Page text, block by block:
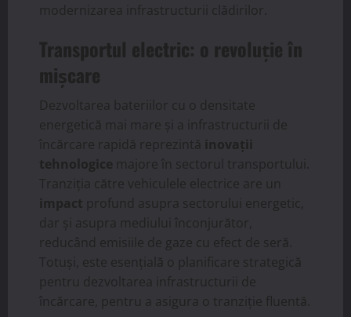
modernizarea infrastructurii clădirilor.
Transportul electric: o revoluție în
mișcare
Dezvoltarea bateriilor cu o densitate
energetică mai mare și a infrastructurii de
încărcare rapidă reprezintă inovații
tehnologice majore în sectorul transportului.
Tranziția către vehiculele electrice are un
impact profund asupra sectorului energetic,
dar și asupra mediului înconjurător,
reducând emisiile de gaze cu efect de seră.
Totuși, este esențială o planificare strategică
pentru dezvoltarea infrastructurii de
încărcare, pentru a asigura o tranziție fluentă.